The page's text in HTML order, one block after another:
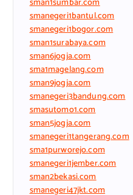
smanegeri1bantul.com
smanegeri1bogor.com
sman1surabaya.com
sman6jogja.com
sma1magelang.com
sman9jogja.com
smanegeri3bandung.com
smasutomo1.com
sman5jogja.com
smanegeri1tangerang.com
sma1purworejo.com
smanegeri1jember.com
sman2bekasi.com
smanegeri47jkt.com